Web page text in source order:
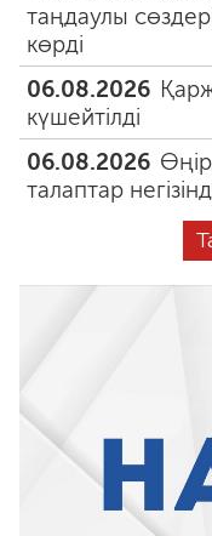
таңдаулы
көрді
06.08.2026
күшейтілді
06.08.2026
талаптар